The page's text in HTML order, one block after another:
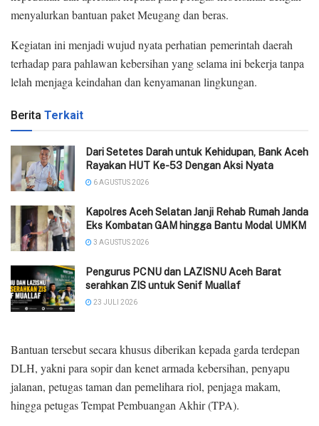
menyalurkan bantuan paket Meugang dan beras.
Kegiatan ini menjadi wujud nyata perhatian pemerintah daerah
terhadap para pahlawan kebersihan yang selama ini bekerja tanpa
lelah menjaga keindahan dan kenyamanan lingkungan.
Berita Terkait
Dari Setetes Darah untuk Kehidupan, Bank Aceh
Rayakan HUT Ke-53 Dengan Aksi Nyata
6 AGUSTUS 2026
‎Kapolres Aceh Selatan Janji Rehab Rumah Janda
Eks Kombatan GAM hingga Bantu Modal UMKM ‎
3 AGUSTUS 2026
Pengurus PCNU dan LAZISNU Aceh Barat
serahkan ZIS untuk Senif Muallaf
23 JULI 2026
Bantuan tersebut secara khusus diberikan kepada garda terdepan
DLH, yakni para sopir dan kenet armada kebersihan, penyapu
jalanan, petugas taman dan pemelihara riol, penjaga makam,
hingga petugas Tempat Pembuangan Akhir (TPA).